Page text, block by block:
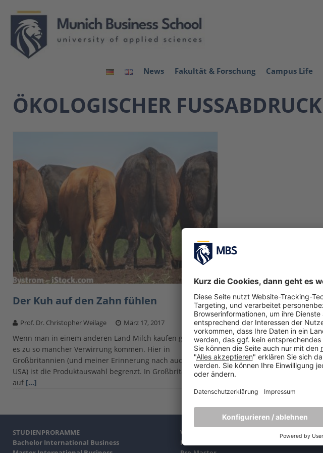
News Fakultät & Forschung Campus Life
ÖKOLOGISCHER FUSSABDRUCK
Der Kuh auf den Zahn fühlen
Prof. Dr. Christopher Weilage März 17, 2017
Wenn man in einem anderen Land Milch kaufen geht, kann
es zu so mancher Verwirrung kommen. Hier in
Großbritannien (und meiner Erinnerung nach auch in den
USA) ist die Produktauswahl begrenzt. In Großbritannien ist
auf […]
STUDIENPRORAMME
Bachelor International Business
VORBEREITENDE PROGRAMME
Pre-Bachelor